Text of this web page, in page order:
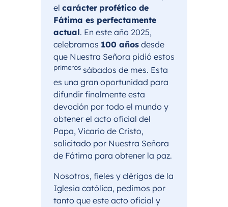
el carácter profético de
Fátima es perfectamente
actual. En este año 2025,
celebramos 100 añosdesde
que Nuestra Señora pidió estos
primerossábados de mes. Esta
es una gran oportunidad para
difundir finalmente esta
devoción por todo el mundo y
obtener el acto oficial del
Papa, Vicario de Cristo,
solicitado por Nuestra Señora
de Fátima para obtener la paz.
Nosotros, fieles y clérigos de la
Iglesia católica, pedimos por
tanto que este acto oficial y